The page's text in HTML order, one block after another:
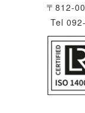
〒812-
Tel